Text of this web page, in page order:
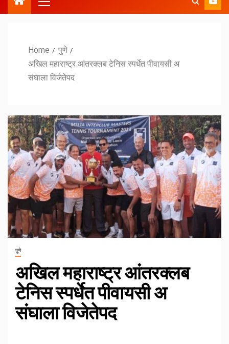
Home
पुणे
अखिल महाराष्ट्र आंतरक्लब टेनिस स्पर्धेत पीवायसी अ
संघाला विजेतेपद
पुणे
अखिल महाराष्ट्र आंतरक्लब
टेनिस स्पर्धेत पीवायसी अ
संघाला विजेतेपद